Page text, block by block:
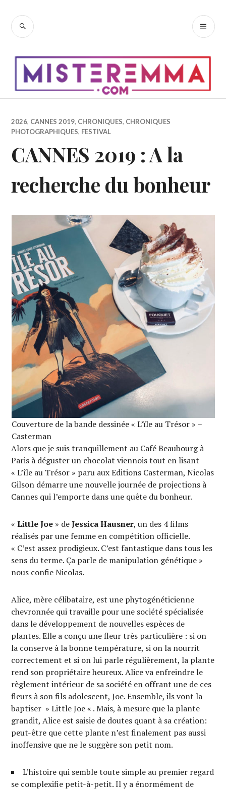
contenu
RECHERCHE
2026, CANNES 2019, CHRONIQUES, CHRONIQUES
PHOTOGRAPHIQUES, FESTIVAL
CANNES 2019 : A la
recherche du bonheur
Couverture de la bande dessinée « L’ïle au Trésor » –
Casterman
Alors que je suis tranquillement au Café Beaubourg à
Paris à déguster un chocolat viennois tout en lisant
« L’île au Trésor » paru aux Editions Casterman, Nicolas
Gilson démarre une nouvelle journée de projections à
Cannes qui l’emporte dans une quête du bonheur.
«Little Joe » deJessica Hausner, un des 4 films
réalisés par une femme en compétition officielle.
« C’est assez prodigieux. C’est fantastique dans tous les
sens du terme. Ça parle de manipulation génétique »
nous confie Nicolas.
Alice, mère célibataire, est une phytogénéticienne
chevronnée qui travaille pour une société spécialisée
dans le développement de nouvelles espèces de
plantes. Elle a conçu une fleur très particulière : si on
la conserve à la bonne température, si on la nourrit
correctement et si on lui parle régulièrement, la plante
rend son propriétaire heureux. Alice va enfreindre le
règlement intérieur de sa société en offrant une de ces
fleurs à son fils adolescent, Joe. Ensemble, ils vont la
baptiser » Little Joe « . Mais, à mesure que la plante
grandit, Alice est saisie de doutes quant à sa création:
peut-être que cette plante n’est finalement pas aussi
inoffensive que ne le suggère son petit nom.
L’histoire qui semble toute simple au premier regard
se complexifie petit-à-petit. Il y a énormément de